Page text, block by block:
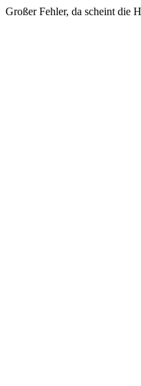
Großer Fehler, da scheint die